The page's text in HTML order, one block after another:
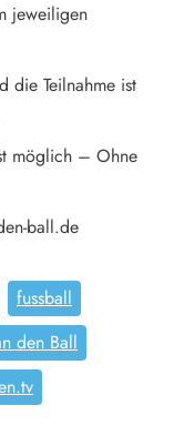
jeweiligen
die Teilnahme ist
möglich – Ohne
ball.de
fussball
den Ball